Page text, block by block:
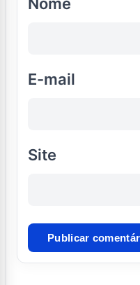
E-mail
Site